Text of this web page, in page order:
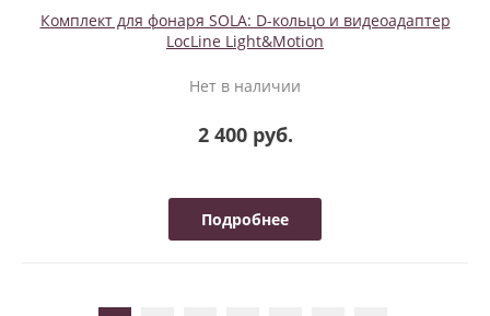
Комплект для фонаря SOLA: D-кольцо и видеоадаптер
LocLine Light&Motion
Нет в наличии
2 400 руб.
Подробнее